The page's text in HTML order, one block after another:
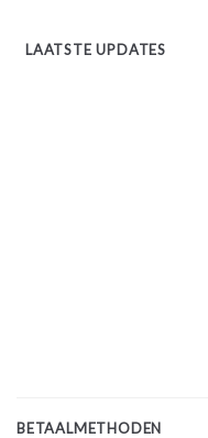
LAATSTE UPDATES
BETAALMETHODEN